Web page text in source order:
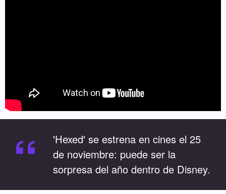
“
'Hexed' se estrena en cines el 25
de noviembre: puede ser la
sorpresa del año dentro de Disney.